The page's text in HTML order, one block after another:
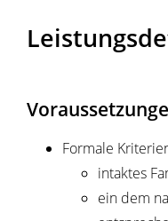
Formale
intaktes
ein dem